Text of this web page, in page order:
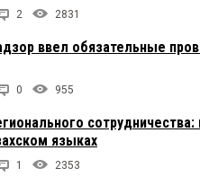
2 2831
ввел обязательные
0 955
языках
1 2353